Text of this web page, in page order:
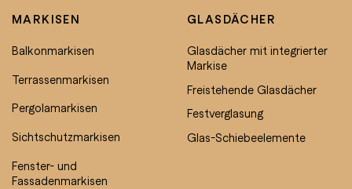
MARKISEN
Balkonmarkisen
Terrassenmarkisen
Pergolamarkisen
Sichtschutzmarkisen
Fenster- und
Fassadenmarkisen
GLASDÄCHER
Glasdächer mit integrierter
Markise
Freistehende Glasdächer
Festverglasung
Glas-Schiebeelemente